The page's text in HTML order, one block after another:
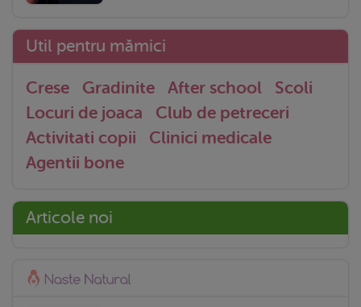
Util pentru mămici
Crese Gradinite After school
Scoli
Locuri de joaca
Club de petreceri
Activitati copii
Clinici medicale
Agentii bone
Articole noi